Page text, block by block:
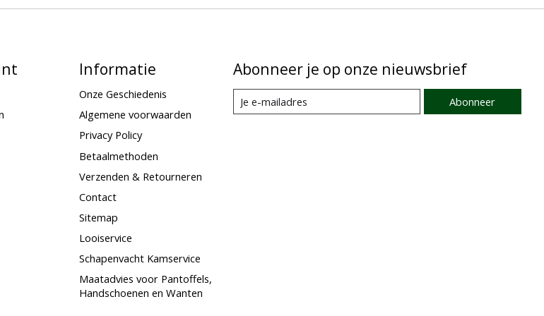
Informatie
Onze Geschiedenis
Algemene voorwaarden
Privacy Policy
Betaalmethoden
Verzenden & Retourneren
Contact
Sitemap
Looiservice
Schapenvacht Kamservice
Maatadvies voor Pantoffels,
Handschoenen en Wanten
Abonneer je op onze nieuwsbrief
Abonneer